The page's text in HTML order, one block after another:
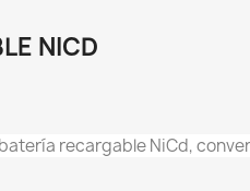
NICD
recargable NiCd,